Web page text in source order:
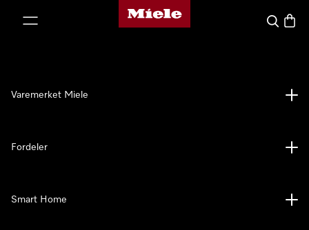
Mieles hjemmeside
Søk
Varemerket Miele
Fordeler
Smart Home